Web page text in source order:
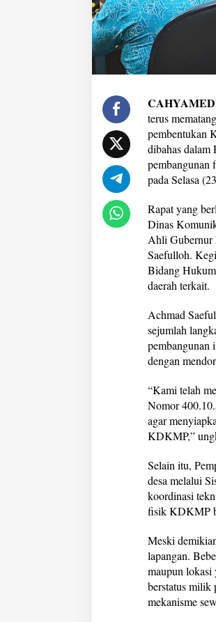
a
e
a
s
i
M
e
r
a
h
u
t
i
h
terus
pembentukan
dibahas dalam
pembangunan
pada Selasa
Rapat yang
Dinas
Ahli Gubernur
Saefulloh.
Bidang
daerah terkait.
Achmad
sejumlah
pembangunan
dengan
“Kami telah
Nomor
agar
KDKMP,”
Selain itu,
desa melalui
koordinasi
fisik KDKMP
Meski
lapangan.
maupun lokasi
berstatus milik
mekanisme